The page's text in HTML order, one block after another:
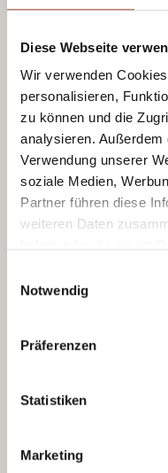
Diese Webseite
Wir verwenden
personalisieren,
zu können und die
analysieren.
Verwendung unserer
soziale Medien,
Partner führen diese
weiteren Daten
Notwendig
Präferenzen
Statistiken
Marketing
Alles was ein
links hinter
Glückskarte